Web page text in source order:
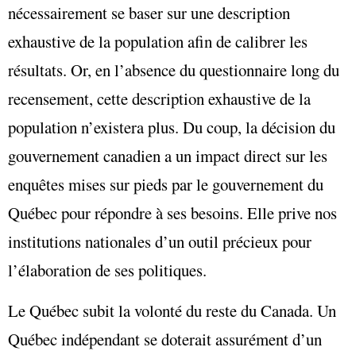
nécessairement se baser sur une description
exhaustive de la population afin de calibrer les
résultats. Or, en l’absence du questionnaire long du
recensement, cette description exhaustive de la
population n’existera plus. Du coup, la décision du
gouvernement canadien a un impact direct sur les
enquêtes mises sur pieds par le gouvernement du
Québec pour répondre à ses besoins. Elle prive nos
institutions nationales d’un outil précieux pour
l’élaboration de ses politiques.
Le Québec subit la volonté du reste du Canada. Un
Québec indépendant se doterait assurément d’un